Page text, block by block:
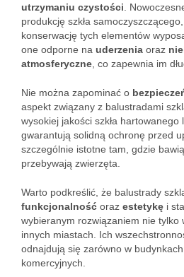
utrzymaniu czystości .
produkcję szkła
konserwację tych elementów
one odporne na uderzenia oraz
atmosferyczne , co zapewnia im
Nie można zapominać o
aspekt związany z balustradami
wysokiej jakości szkła hartowanego
gwarantują solidną ochronę przed
szczególnie istotne tam, gdzie
przebywają zwierzęta.
Warto podkreślić, że balustrady
funkcjonalność oraz estetykę i
wybieranym rozwiązaniem nie tylko
innych miastach. Ich
odnajdują się zarówno w
komercyjnych.